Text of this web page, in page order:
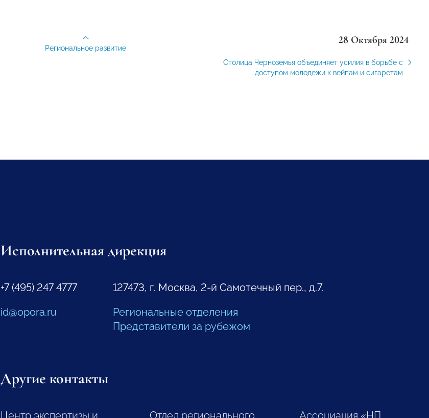
28 Октября 2024
Столица Черноземья объединяет усилия в борьбе с
доступом молодежи к вейпам и сигаретам
Региональное развитие
Исполнительная дирекция
+7 (495) 247 4777
id@opora.ru
127473, г. Москва, 2-й Самотечный пер., д.7.
Региональные отделения
Представители за рубежом
Другие контакты
Центр экспертизы и Отдел регионального Ассоциация «НП